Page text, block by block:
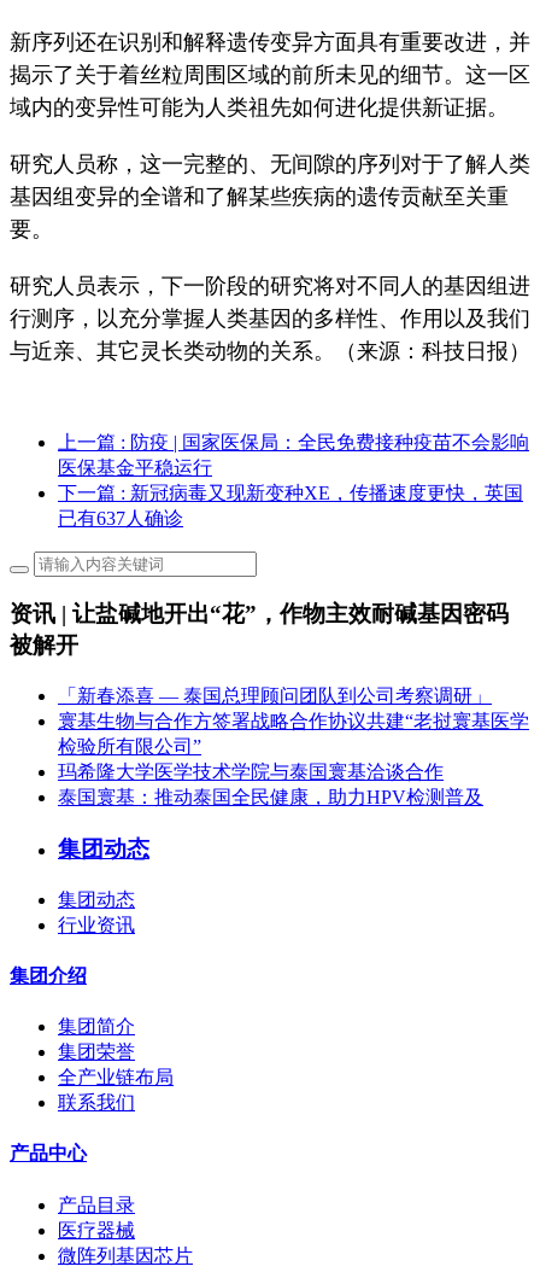
新序列还在识别和解释遗传变异方面具有重要改进，并
揭示了关于着丝粒周围区域的前所未见的细节。这一区
域内的变异性可能为人类祖先如何进化提供新证据。
研究人员称，这一完整的、无间隙的序列对于了解人类
基因组变异的全谱和了解某些疾病的遗传贡献至关重
要。
研究人员表示，下一阶段的研究将对不同人的基因组进
行测序，以充分掌握人类基因的多样性、作用以及我们
与近亲、其它灵长类动物的关系。（来源：科技日报）
上一篇 : 防疫 | 国家医保局：全民免费接种疫苗不会影响
医保基金平稳运行
下一篇 : 新冠病毒又现新变种XE，传播速度更快，英国
已有637人确诊
资讯 | 让盐碱地开出“花”，作物主效耐碱基因密码
被解开
「新春添喜 — 泰国总理顾问团队到公司考察调研」
寰基生物与合作方签署战略合作协议共建“老挝寰基医学
检验所有限公司”
玛希隆大学医学技术学院与泰国寰基洽谈合作
泰国寰基：推动泰国全民健康，助力HPV检测普及
集团动态
集团动态
行业资讯
集团介绍
集团简介
集团荣誉
全产业链布局
联系我们
产品中心
产品目录
医疗器械
微阵列基因芯片